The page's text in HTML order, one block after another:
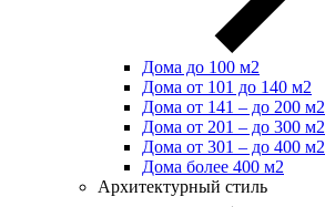
Дома до 100 м2
Дома от 101 до 140 м2
Дома от 141 – до 200 м2
Дома от 201 – до 300 м2
Дома от 301 – до 400 м2
Дома более 400 м2
Архитектурный стиль